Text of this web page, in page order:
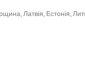
Латвія, Естонія,